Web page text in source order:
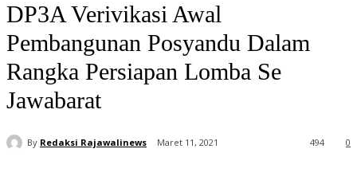
DP3A Verivikasi Awal
Pembangunan Posyandu Dalam
Rangka Persiapan Lomba Se
Jawabarat
By Redaksi Rajawalinews Maret 11, 2021 0
494